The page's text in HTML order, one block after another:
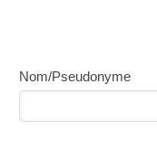
Nom/Pseudonyme